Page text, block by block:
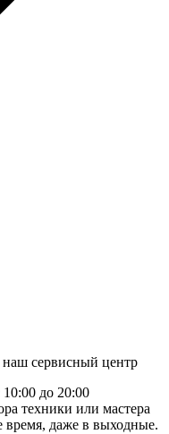
наш сервисный центр
до 20:00
техники или мастера
время, даже в выходные.